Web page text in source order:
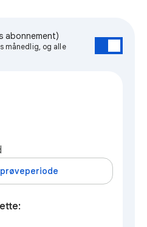
abonnement)
månedlig, og alle